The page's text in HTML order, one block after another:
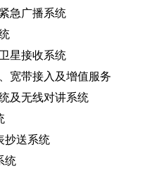
急广播系统
星接收系统
宽带接入及增值服务
及无线对讲系统
抄送系统
统